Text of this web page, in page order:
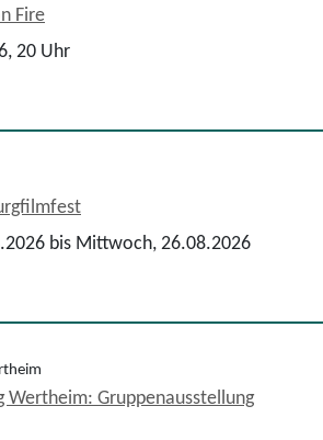
Fire
20 Uhr
bis Mittwoch, 26.08.2026
Wertheim: Gruppenausstellung